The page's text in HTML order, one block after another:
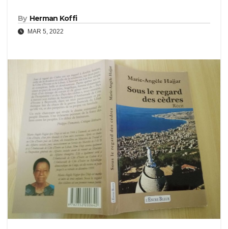
By Herman Koffi
MAR 5, 2022